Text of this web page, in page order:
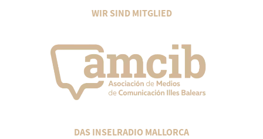
WIR SIND MITGLIED
DAS INSELRADIO MALLORCA